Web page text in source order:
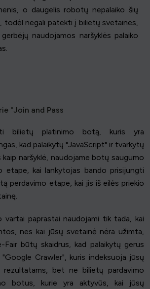
o daugelis robotų nepalaiko šių
todėl negali patekti į bilietų svetaines,
naudojamos naršyklės palaiko
"Join and Pass
bilietų platinimo botą, kuris yra
kad palaikytų "JavaScript" ir tvarkytų
naršyklė, naudojame botų saugumo
etape, kai lankytojas bando prisijungti
perdavimo etape, kai jis iš eilės priekio
vartai paprastai naudojami tik tada, kai
nes kai jūsų svetainė nėra užimta,
Fair būtų skaidrus, kad palaikytų gerus
Crawler", kuris indeksuoja jūsų
rezultatams, bet ne bilietų pardavimo
botus, kurie yra aktyvūs, kai jūsų